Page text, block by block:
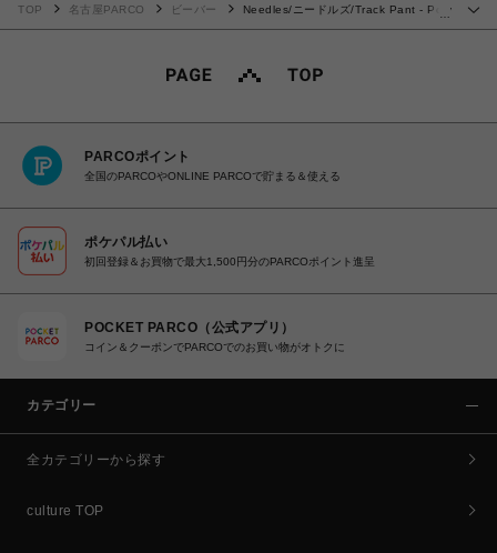
…
TOP 名古屋PARCO ビーバー
Needles/ニードルズ/Track Pant - Poly
PARCOポイント
全国のPARCOやONLINE PARCOで貯まる＆使える
ポケパル払い
初回登録＆お買物で最大1,500円分のPARCOポイント進呈
POCKET PARCO（公式アプリ）
コイン＆クーポンでPARCOでのお買い物がオトクに
カテゴリー
全カテゴリーから探す
culture TOP